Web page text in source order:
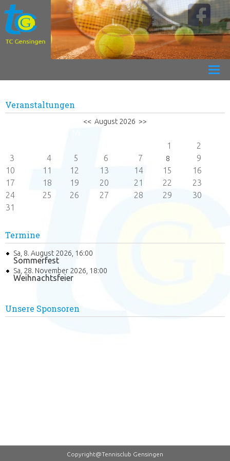
Veranstaltungen
<< August 2026 >>
1
2
3
4 5 6 7 8
9
10
11 12 13 14 15
16
17
18 19 20 21 22
23
24
25 26 27 28 29
30
31
Termine
Sa, 8. August 2026 16:00
Sommerfest
Sa, 28. November 2026 18:00
Weihnachtsfeier
Unsere Sponsoren
Copyright@Tennisclub Gensingen